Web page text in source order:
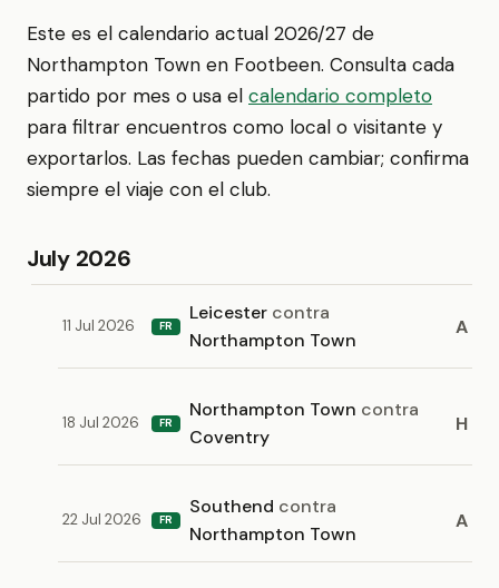
Este es el calendario actual 2026/27 de
Northampton Town en Footbeen. Consulta cada
partido por mes o usa el calendario completo
para filtrar encuentros como local o visitante y
exportarlos. Las fechas pueden cambiar; confirma
siempre el viaje con el club.
July 2026
11 Jul 2026 FR
Leicester contra
Northampton Town
A
18 Jul 2026 FR
Northampton Town contra
Coventry
H
22 Jul 2026 FR
Southend contra
Northampton Town
A